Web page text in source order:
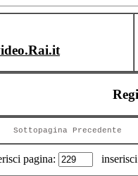
Sottopagina Precedente
pagina: